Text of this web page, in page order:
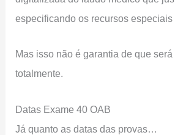
especificando os recursos especiais
Mas isso não é garantia de que
totalmente.
Datas Exame 40 OAB
Já quanto as datas das provas…